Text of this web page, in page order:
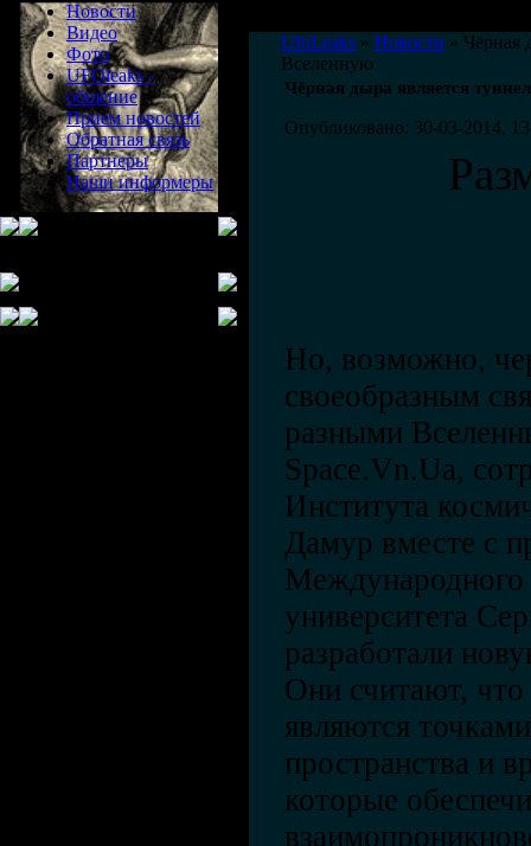
Новости
Видео
Фото
UFOleaks -
общение
Прием новостей
Обратная связь
Партнеры
Наши информеры
UfoLeaks » Новости » Чёрная
Вселенную
Чёрная дыра является
Опубликовано: 30-03-2014,
Но, возможно,
своеобразным
разными
Space.Vn.Ua,
Института
Дамур вместе с
Международного
университета
разработали
Они считают,
являются
пространства и
которые